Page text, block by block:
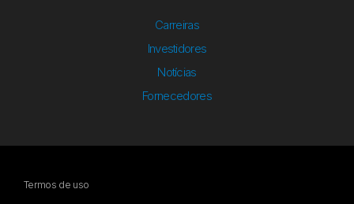
Carreiras
Investidores
Notícias
Fornecedores
Termos de uso